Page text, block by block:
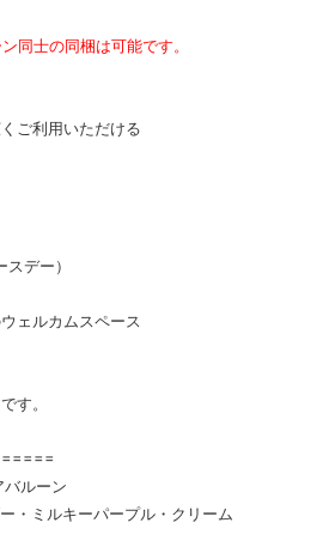
同士の同梱は可能です。
ご利用いただける
デー）
ェルカムスペース
す。
バルーン
・ミルキーパープル・クリーム